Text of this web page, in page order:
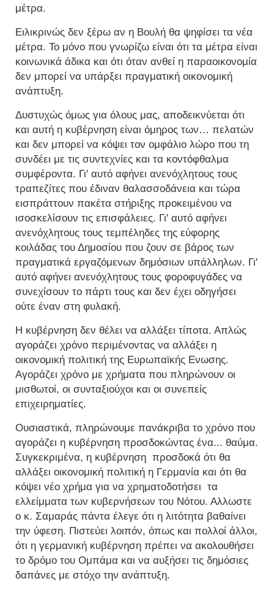
μέτρα.
Ειλικρινώς δεν ξέρω αν η Βουλή θα ψηφίσει τα νέα
μέτρα. Το μόνο που γνωρίζω είναι ότι τα μέτρα είναι
κοινωνικά άδικα και ότι όταν ανθεί η παραοικονομία
δεν μπορεί να υπάρξει πραγματική οικονομική
ανάπτυξη.
Δυστυχώς όμως για όλους μας, αποδεικνύεται ότι
και αυτή η κυβέρνηση είναι όμηρος των… πελατών
και δεν μπορεί να κόψει τον ομφάλιο λώρο που τη
συνδέει με τις συντεχνίες και τα κοντόφθαλμα
συμφέροντα. Γι' αυτό αφήνει ανενόχλητους τους
τραπεζίτες που έδιναν θαλασσοδάνεια και τώρα
εισπράττουν πακέτα στήριξης προκειμένου να
ισοσκελίσουν τις επισφάλειες. Γι' αυτό αφήνει
ανενόχλητους τους τεμπέληδες της εύφορης
κοιλάδας του Δημοσίου που ζουν σε βάρος των
πραγματικά εργαζόμενων δημόσιων υπάλληλων. Γι'
αυτό αφήνει ανενόχλητους τους φοροφυγάδες να
συνεχίσουν το πάρτι τους και δεν έχει οδηγήσει
ούτε έναν στη φυλακή.
Η κυβέρνηση δεν θέλει να αλλάξει τίποτα. Απλώς
αγοράζει χρόνο περιμένοντας να αλλάξει η
οικονομική πολιτική της Ευρωπαϊκής Ενωσης.
Αγοράζει χρόνο με χρήματα που πληρώνουν οι
μισθωτοί, οι συνταξιούχοι και οι συνεπείς
επιχειρηματίες.
Ουσιαστικά, πληρώνουμε πανάκριβα το χρόνο που
αγοράζει η κυβέρνηση προσδοκώντας ένα... θαύμα.
Συγκεκριμένα, η κυβέρνηση προσδοκά ότι θα
αλλάξει οικονομική πολιτική η Γερμανία και ότι θα
κόψει νέο χρήμα για να χρηματοδοτήσει τα
ελλείμματα των κυβερνήσεων του Νότου. Αλλωστε
ο κ. Σαμαράς πάντα έλεγε ότι η λιτότητα βαθαίνει
την ύφεση. Πιστεύει λοιπόν, όπως και πολλοί άλλοι,
ότι η γερμανική κυβέρνηση πρέπει να ακολουθήσει
το δρόμο του Ομπάμα και να αυξήσει τις δημόσιες
δαπάνες με στόχο την ανάπτυξη.